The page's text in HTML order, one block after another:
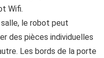
Wifi.
le robot peut
des pièces individuelles
Les bords de la porte